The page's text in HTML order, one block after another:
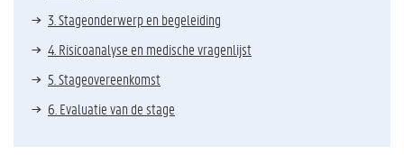
3. Stageonderwerp en begeleiding
4. Risicoanalyse en medische vragenlijst
5. Stageovereenkomst
6. Evaluatie van de stage